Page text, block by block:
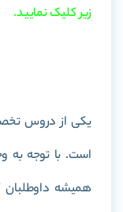
زیر کلیک نمایید.
یکی از دروس
است. با توجه به
همیشه